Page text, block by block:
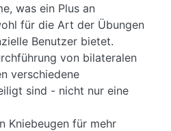
was ein Plus an
für die Art der Übungen
Benutzer bietet.
von bilateralen
verschiedene
sind - nicht nur eine
Kniebeugen für mehr